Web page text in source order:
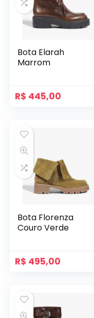
Bota Elarah
Marrom
R$ 445,00
Bota Florenza
Couro Verde
R$ 495,00